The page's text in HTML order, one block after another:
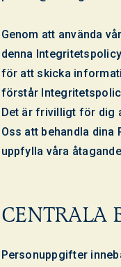
Genom att använda
denna
för att skicka
förstår
Det är frivilligt för dig
Oss att behandla
uppfylla våra
CENTRALA
Personuppgifter